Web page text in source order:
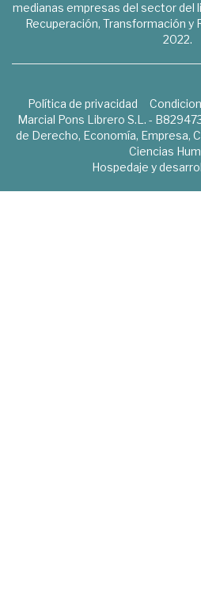
medianas empresas del sector del
Recuperación, Transformación y
2022.
Política de privacidad
Marcial Pons Librero S.L. -
de Derecho, Economía, Empresa,
Ciencias
Hospedaje y